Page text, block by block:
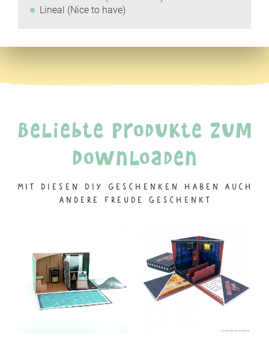
Lineal (Nice to have)
Beliebte Produkte zum
Downloaden
Mit diesen DIY Geschenken haben auch
andere Freude geschenkt